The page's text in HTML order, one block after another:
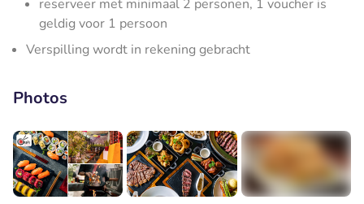
reserveer met minimaal 2 personen, 1 voucher is
geldig voor 1 persoon
Verspilling wordt in rekening gebracht
Photos